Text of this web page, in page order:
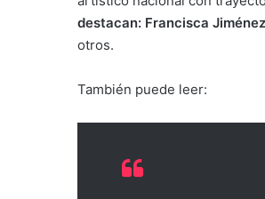
destacan: Francisca
otros.
También puede leer: